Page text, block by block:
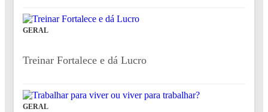
GERAL
Treinar Fortalece e dá Lucro
GERAL